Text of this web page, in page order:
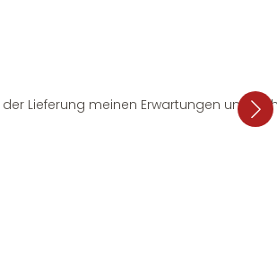
Lieferung meinen Erwartungen und